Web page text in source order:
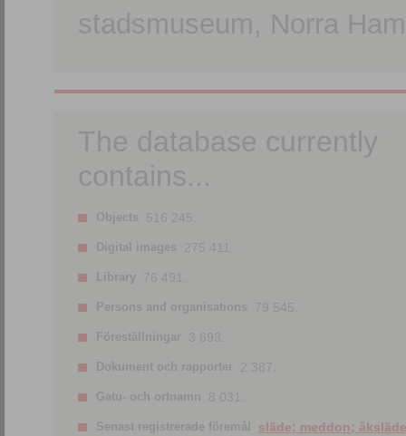
stadsmuseum, Norra
The database currently
contains...
Objects 516 245.
Digital images 275 411.
Library 76 491.
Persons and organisations 79 545.
Föreställningar 3 693.
Dokument och rapporter 2 387.
Gatu- och ortnamn 8 031.
Senast registrerade föremål
släde; meddon; åksläde